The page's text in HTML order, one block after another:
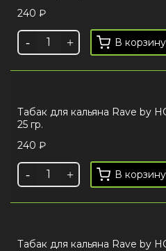
240 ₽
В корзину
Табак для кальяна Rave
25 гр.
240 ₽
В корзину
Табак для кальяна Rave by